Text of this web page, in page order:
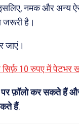
नमक और अन्य
जरूरी है।
जाएं।
सिर्फ़ 10 रुपए में पेटभर
पर फ़ॉलो कर सकते हैं
हैं.